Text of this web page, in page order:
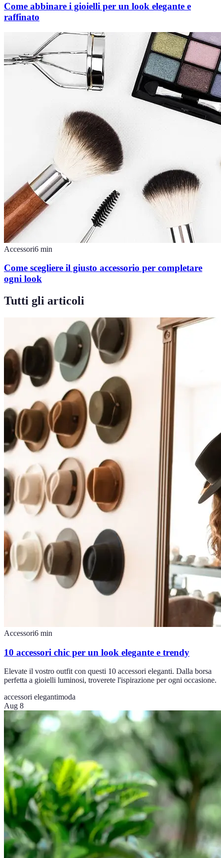
Come abbinare i gioielli per un look elegante e
raffinato
Accessori6 min
Come scegliere il giusto accessorio per completare
ogni look
Tutti gli articoli
Accessori6 min
10 accessori chic per un look elegante e trendy
Elevate il vostro outfit con questi 10 accessori eleganti. Dalla borsa
perfetta a gioielli luminosi, troverete l'ispirazione per ogni occasione.
accessori elegantimoda
Aug 8